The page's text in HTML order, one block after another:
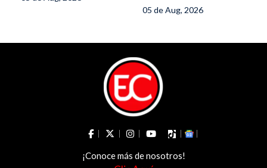
Materno Infantil
espionaje en su
oficina del Senado
05 de Aug, 2026
¡Conoce más de nosotros!